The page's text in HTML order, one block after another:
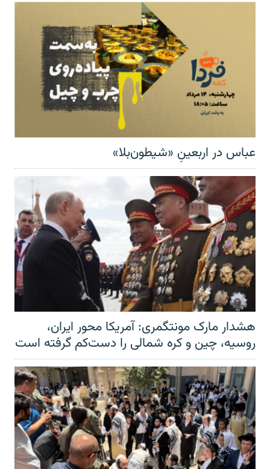
عباس در اربعینِ «شیطون‌بلا»
هشدار مارک مونتگمری: آمریکا محور ایران،
روسیه، چین و کره شمالی را دست‌کم گرفته است